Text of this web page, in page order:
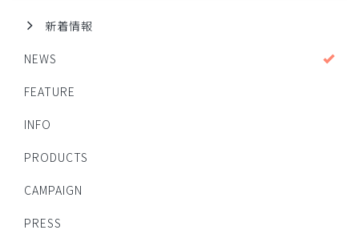
新着情報
NEWS
FEATURE
INFO
PRODUCTS
CAMPAIGN
PRESS